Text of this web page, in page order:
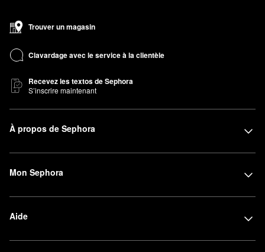
Trouver un magasin
Clavardage avec le service à la clientèle
Recevez les textos de Sephora
S’inscrire maintenant
À propos de Sephora
Mon Sephora
Aide